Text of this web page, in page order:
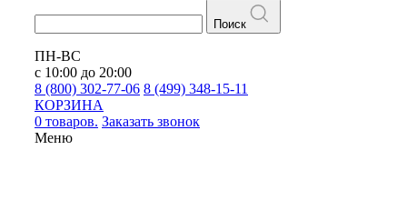
Поиск
ПН-ВС
с 10:00 до 20:00
8 (800) 302-77-06 8 (499) 348-15-11
КОРЗИНА
0 товаров. Заказать звонок
Меню